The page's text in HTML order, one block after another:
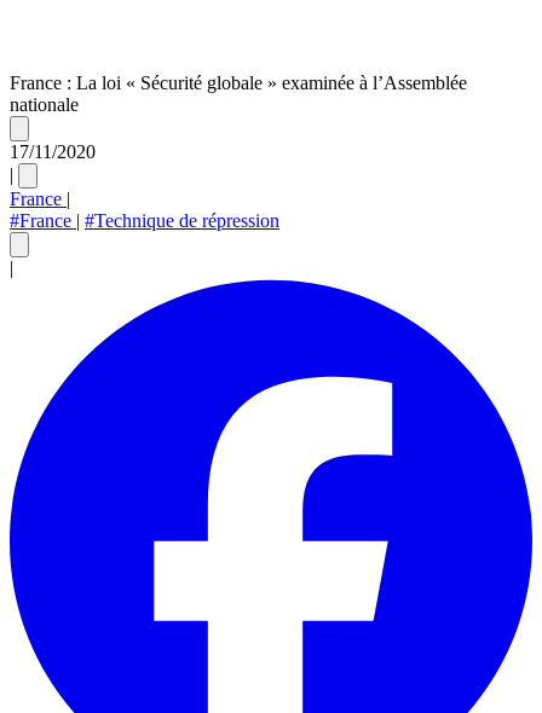
France : La loi « Sécurité globale » examinée à l’Assemblée
nationale
17/11/2020
|
France |
#France | #Technique de répression
|